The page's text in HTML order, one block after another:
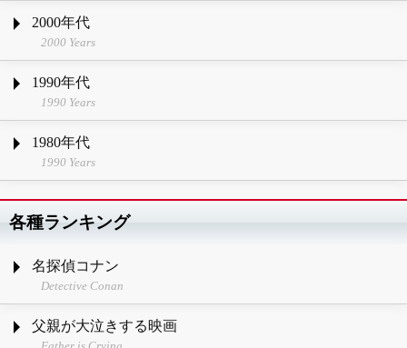
2000年代
2000 Years
1990年代
1990 Years
1980年代
1990 Years
各種ランキング
名探偵コナン
Detective Conan
父親が大泣きする映画